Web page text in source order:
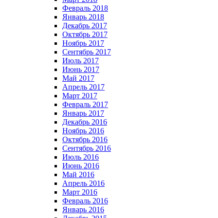
Февраль 2018
Январь 2018
Декабрь 2017
Октябрь 2017
Ноябрь 2017
Сентябрь 2017
Июль 2017
Июнь 2017
Май 2017
Апрель 2017
Март 2017
Февраль 2017
Январь 2017
Декабрь 2016
Ноябрь 2016
Октябрь 2016
Сентябрь 2016
Июль 2016
Июнь 2016
Май 2016
Апрель 2016
Март 2016
Февраль 2016
Январь 2016